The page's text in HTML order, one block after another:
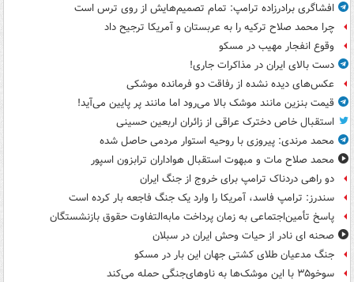
افشاگری برادرزاده ترامپ: تمام تصمیم‌هایش از روی ترس است
چرا محمد صلاح ترکیه را به عربستان و آمریکا ترجیح داد
وقوع انفجار مهیب در مسکو
دست بالای ایران در مذاکرات جاری!
عکس‌های دیده نشده از رفاقت دو فرمانده‌ موشکی
قیمت بنزین مانند موشک بالا می‌رود اما مانند پر پایین می‌آید!
استقبال خاص دخترک عراقی از زائران اربعین حسینی
محمد مرندی: پیروزی با روحیه استوار مردمی حاصل شده
محمد صلاح مات و مبهوت استقبال هواداران ترابزون اسپور
دو راهی دردناک ترامپ برای خروج از جنگ ایران
سندرز: ترامپ فاسد، آمریکا را وارد یک جنگ فاجعه بار کرده است
پاسخ تأمین‌اجتماعی به زمان پرداخت مابه‌التفاوت حقوق بازنشستگان
صحنه ای نادر از حیات وحش ایران در سبلان
جنگ مدعیان طلای کشتی جهان این بار در مسکو
سوخو۳۵ با این موشک‌ها به ناوهای‌جنگی حمله می‌کند